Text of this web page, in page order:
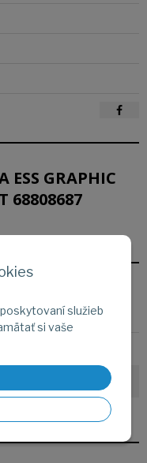
služieb
si vaše
GRAPHIC
68808687
COMFORT